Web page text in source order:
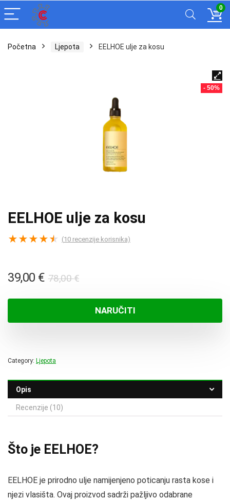
0
Početna Ljepota EELHOE ulje za kosu
- 50%
EELHOE ulje za kosu
★★★★★ (10 recenzije korisnika)
78,00€Izvorna
bila
je:
39,00 €
Trenutna
39,00 €.
NARUČITI
Category: Ljepota
Opis
Recenzije (10)
Što je EELHOE?
EELHOE je prirodno ulje namijenjeno poticanju rasta kose i
njezi vlasišta. Ovaj proizvod sadrži pažljivo odabrane